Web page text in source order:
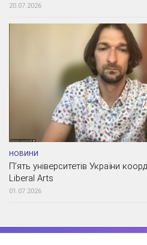
20.07.2026
НОВИНИ
П’ять університетів України
Liberal Arts
01.07.2026